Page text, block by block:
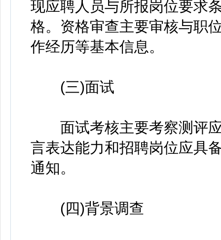
现应聘人员与所报岗位要求
格。资格审查主要审核与职
作经历等基本信息。
(三)面试
面试考核主要考察测评应
言表达能力和招聘岗位应具
通知。
(四)背景调查